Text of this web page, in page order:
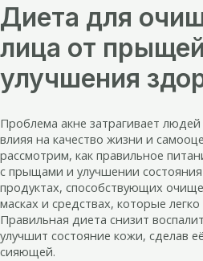
Диета для
лица от
улучшения
Проблема акне затрагивает
влияя на качество жизни и
рассмотрим, как правильное
с прыщами и улучшении
продуктах, способствующих
масках и средствах, которые
Правильная диета снизит
улучшит состояние кожи, сделав
сияющей.